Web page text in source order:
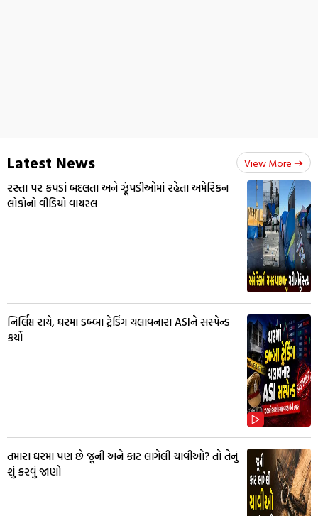
Latest News View More
રસ્તા પર કપડાં બદલતા અને ઝૂંપડીઓમાં રહેતા અમેરિકન
લોકોનો વીડિયો વાયરલ
નિર્લિપ્ત રાયે, ઘરમાં ડબ્બા ટ્રેડિંગ ચલાવનારા ASIને સસ્પેન્ડ
કર્યો
તમારા ઘરમાં પણ છે જૂની અને કાટ લાગેલી ચાવીઓ? તો તેનું
શું કરવું જાણો